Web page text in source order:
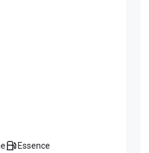
Essence